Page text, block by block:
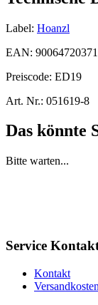
Label: Hoanzl
EAN:
Preiscode: ED19
Art. Nr.: 051619-8
Das könnte
Bitte warten...
Service
Kontakt
Versandkosten